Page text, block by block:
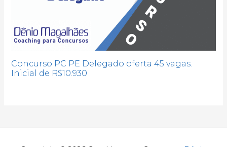
Concurso PC PE Delegado oferta 45 vagas.
Inicial de R$10.930